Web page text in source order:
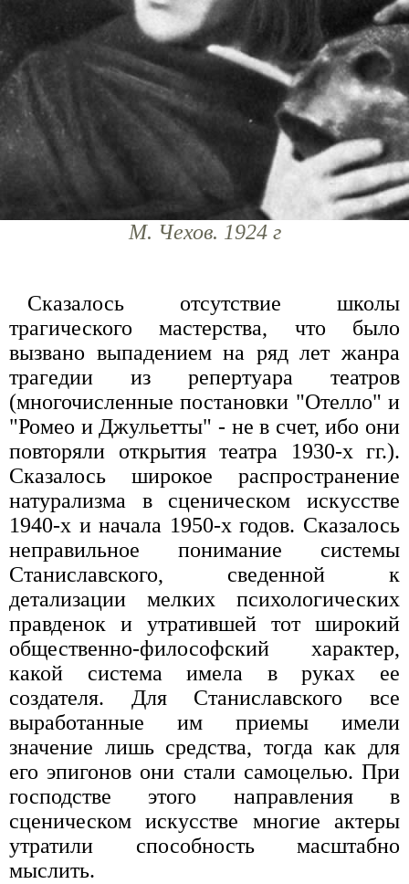
М. Чехов. 1924 г
Сказалось отсутствие школы
трагического мастерства, что было
вызвано выпадением на ряд лет жанра
трагедии из репертуара театров
(многочисленные постановки "Отелло" и
"Ромео и Джульетты" - не в счет, ибо они
повторяли открытия театра 1930-х гг.).
Сказалось широкое распространение
натурализма в сценическом искусстве
1940-х и начала 1950-х годов. Сказалось
неправильное понимание системы
Станиславского, сведенной к
детализации мелких психологических
правденок и утратившей тот широкий
общественно-философский характер,
какой система имела в руках ее
создателя. Для Станиславского все
выработанные им приемы имели
значение лишь средства, тогда как для
его эпигонов они стали самоцелью. При
господстве этого направления в
сценическом искусстве многие актеры
утратили способность масштабно
мыслить.